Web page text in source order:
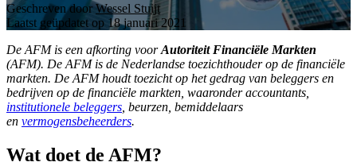
Geschreven door Wessel Stuijt
Laatst geüpdatet op 18 januari 2021
De AFM is een afkorting voorAutoriteit Financiële Markten
(AFM). De AFM is de Nederlandse toezichthouder op de financiële
markten. De AFM houdt toezicht op het gedrag van beleggers en
bedrijven op de financiële markten, waaronder accountants,
institutionele beleggers , beurzen, bemiddelaars
en vermogensbeheerders.
Wat doet de AFM?